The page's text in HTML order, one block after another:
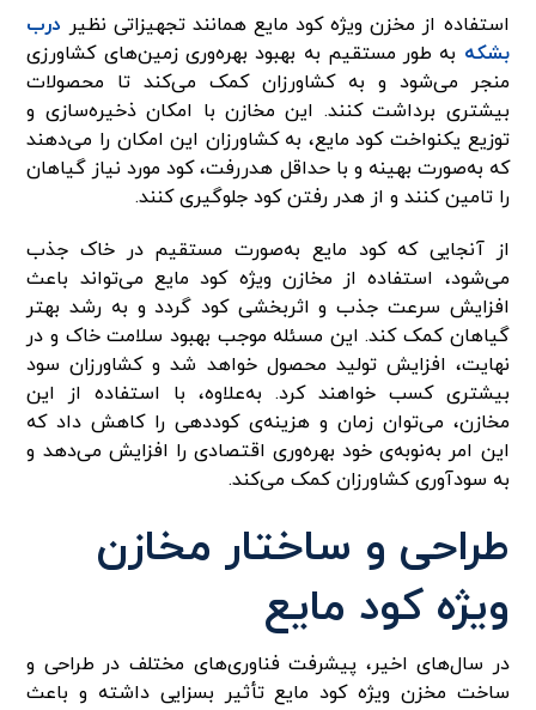
استفاده از مخزن ویژه کود مایع همانند تجهیزاتی نظیر درب
بشکه به‌ طور مستقیم به بهبود بهره‌وری زمین‌های کشاورزی
منجر می‌شود و به کشاورزان کمک می‌کند تا محصولات
بیشتری برداشت کنند. این مخازن با امکان ذخیره‌سازی و
توزیع یکنواخت کود مایع، به کشاورزان این امکان را می‌دهند
که به‌صورت بهینه و با حداقل هدررفت، کود مورد نیاز گیاهان
را تامین کنند و از هدر رفتن کود جلوگیری کنند.
از آنجایی که کود مایع به‌صورت مستقیم در خاک جذب
می‌شود، استفاده از مخازن ویژه کود مایع می‌تواند باعث
افزایش سرعت جذب و اثربخشی کود گردد و به رشد بهتر
گیاهان کمک کند. این مسئله موجب بهبود سلامت خاک و در
نهایت، افزایش تولید محصول خواهد شد و کشاورزان سود
بیشتری کسب خواهند کرد. به‌علاوه، با استفاده از این
مخازن، می‌توان زمان و هزینه‌ی کوددهی را کاهش داد که
این امر به‌نوبه‌ی خود بهره‌وری اقتصادی را افزایش می‌دهد و
به سودآوری کشاورزان کمک می‌کند.
طراحی و ساختار مخازن
ویژه کود مایع
در سال‌های اخیر، پیشرفت فناوری‌های مختلف در طراحی و
ساخت مخزن ویژه کود مایع تأثیر بسزایی داشته و باعث